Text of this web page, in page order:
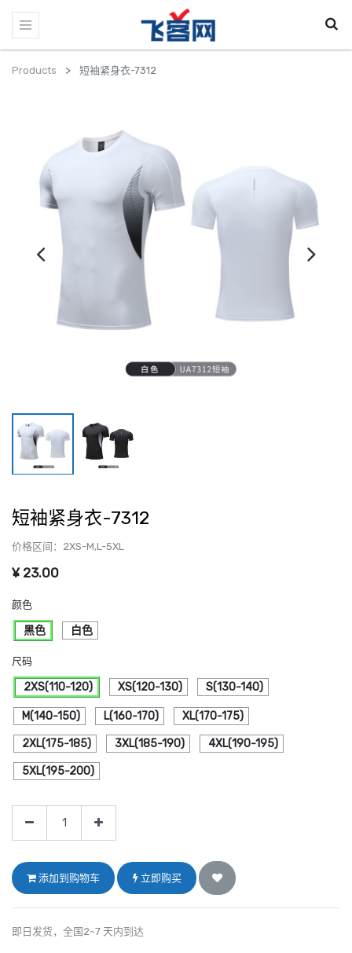
Products 短袖紧身衣-7312
短袖紧身衣-7312
价格区间：2XS-M,L-5XL
¥ 23.00
颜色
黑色 白色
尺码
2XS(110-120) XS(120-130) S(130-140)
M(140-150) L(160-170) XL(170-175)
2XL(175-185) 3XL(185-190) 4XL(190-195)
5XL(195-200)
添加到购物车 立即购买
即日发货，全国2~7 天内到达